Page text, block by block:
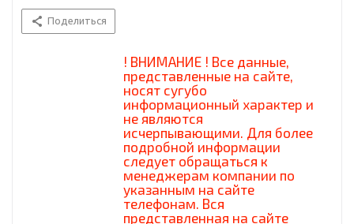
Поделиться
! ВНИМАНИЕ ! Все данные,
представленные на сайте,
носят сугубо
информационный характер и
не являются
исчерпывающими. Для более
подробной информации
следует обращаться к
менеджерам компании по
указанным на сайте
телефонам. Вся
представленная на сайте